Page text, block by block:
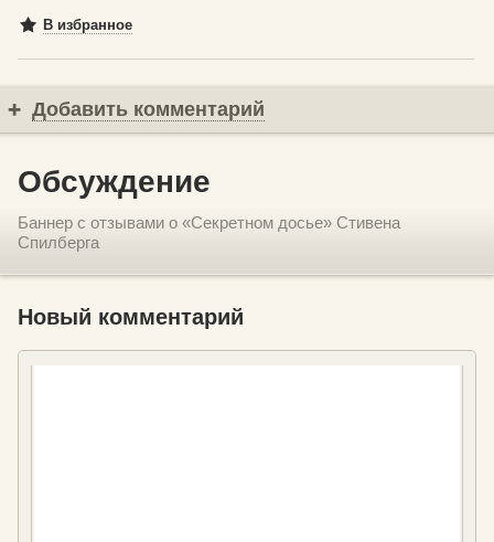
В избранное
Добавить комментарий
Обсуждение
Баннер с отзывами о «Секретном досье» Стивена
Спилберга
Новый комментарий